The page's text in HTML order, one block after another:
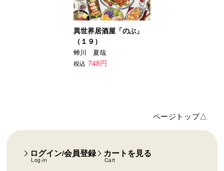
異世界居酒屋「のぶ」
（１９）
蝉川 夏哉
税込 748円
ページトップ△
ログイン/会員登録
Log-in
カートを見る
Cart